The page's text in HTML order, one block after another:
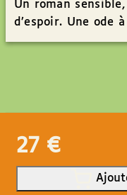
Un roman
d’espoir. Une ode
27 €